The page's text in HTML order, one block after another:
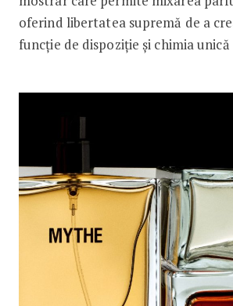
oferind libertatea supremă de a
funcție de dispoziție și chimia unică